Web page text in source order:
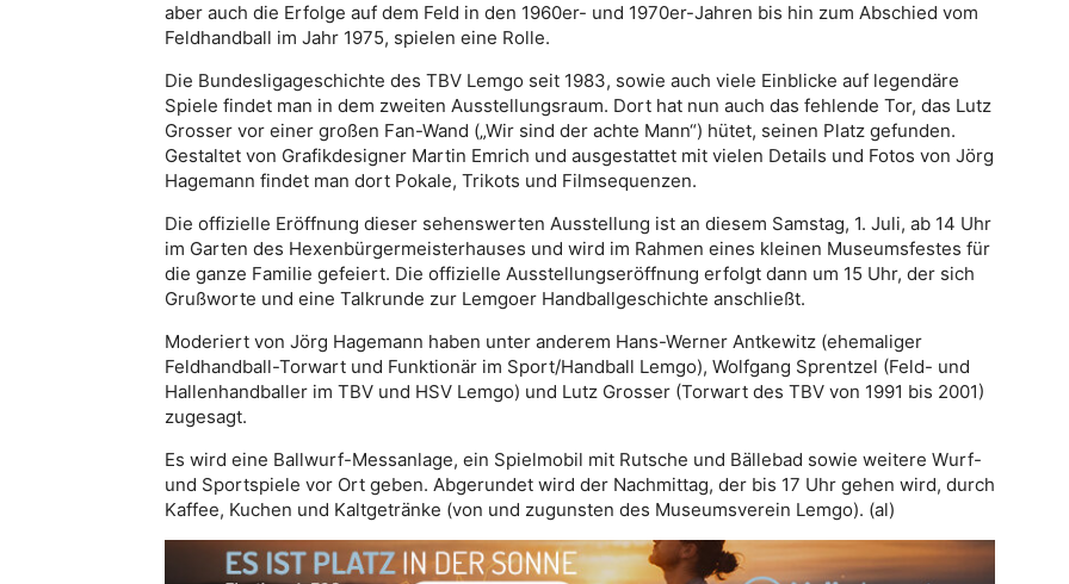
aber auch die Erfolge auf dem Feld in den 1960er- und 1970er-Jahren bis hin zum Abschied vom
Feldhandball im Jahr 1975, spielen eine Rolle.
Die Bundesligageschichte des TBV Lemgo seit 1983, sowie auch viele Einblicke auf legendäre
Spiele findet man in dem zweiten Ausstellungsraum. Dort hat nun auch das fehlende Tor, das Lutz
Grosser vor einer großen Fan-Wand („Wir sind der achte Mann“) hütet, seinen Platz gefunden.
Gestaltet von Grafikdesigner Martin Emrich und ausgestattet mit vielen Details und Fotos von Jörg
Hagemann findet man dort Pokale, Trikots und Filmsequenzen.
Die offizielle Eröffnung dieser sehenswerten Ausstellung ist an diesem Samstag, 1. Juli, ab 14 Uhr
im Garten des Hexenbürgermeisterhauses und wird im Rahmen eines kleinen Museumsfestes für
die ganze Familie gefeiert. Die offizielle Ausstellungseröffnung erfolgt dann um 15 Uhr, der sich
Grußworte und eine Talkrunde zur Lemgoer Handballgeschichte anschließt.
Moderiert von Jörg Hagemann haben unter anderem Hans-Werner Antkewitz (ehemaliger
Feldhandball-Torwart und Funktionär im Sport/Handball Lemgo), Wolfgang Sprentzel (Feld- und
Hallenhandballer im TBV und HSV Lemgo) und Lutz Grosser (Torwart des TBV von 1991 bis 2001)
zugesagt.
Es wird eine Ballwurf-Messanlage, ein Spielmobil mit Rutsche und Bällebad sowie weitere Wurf-
und Sportspiele vor Ort geben. Abgerundet wird der Nachmittag, der bis 17 Uhr gehen wird, durch
Kaffee, Kuchen und Kaltgetränke (von und zugunsten des Museumsverein Lemgo). (al)